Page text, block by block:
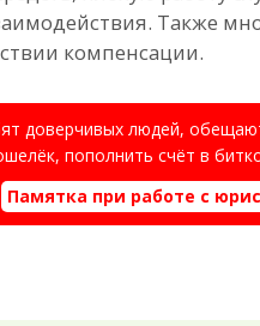
Также
компенсации.
доверчивых людей,
пополнить счёт в
Памятка при работе с